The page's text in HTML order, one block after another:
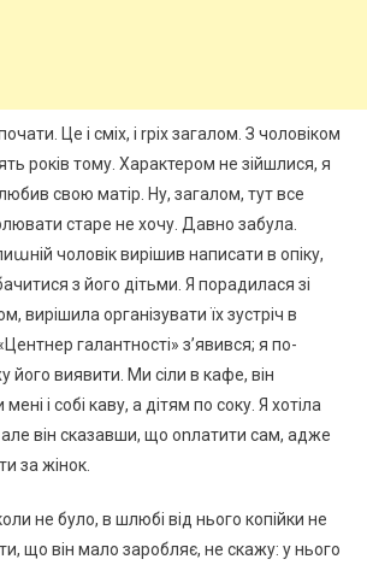
Це і сміх, і rріх загалом. З чоловіком
років тому. Характером не зійшлися, я
свою матір. Ну, загалом, тут все
старе не хочу. Давно забула.
чоловік вирішив написати в опіку,
з його дітьми. Я порадилася зі
вирішила організувати їх зустріч в
галантності» з’явився; я по-
його виявити. Ми сіли в кафе, він
і собі каву, а дітям по соку. Я хотіла
він сказавши, що оnлатити сам, адже
за жінок.
не було, в шлюбі від нього копійки не
що він мало заробляє, не скажу: у нього